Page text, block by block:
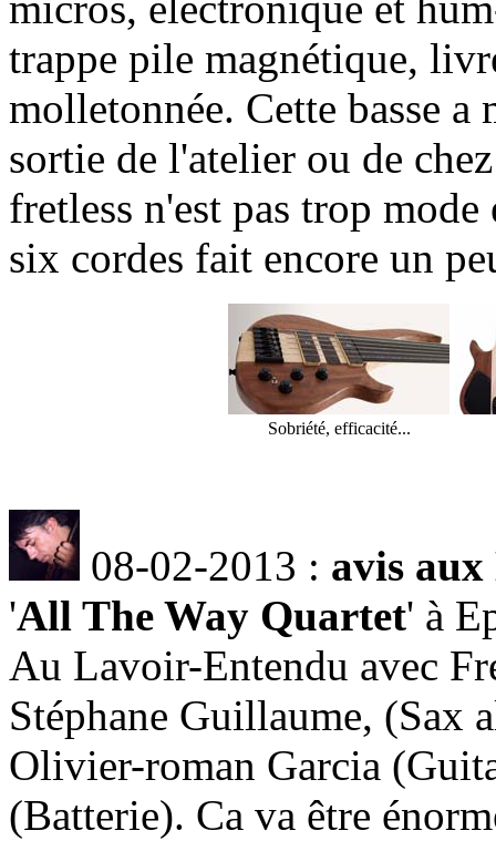
trappe pile magnétique,
molletonnée. Cette basse a
sortie de l'atelier ou de
fretless n'est pas trop
six cordes fait encore un
Sobriété, efficacité...
08-02-2013 : avis
'All The Way Quartet' à
Au Lavoir-Entendu avec
Stéphane Guillaume, (Sax
Olivier-roman Garcia
(Batterie). Ca va être